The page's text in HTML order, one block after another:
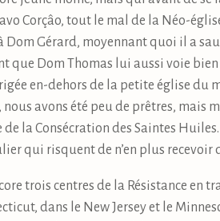
Corçâo, tout le mal de la Néo-
Dom Gérard, moyennant quoi il a
Dom Thomas lui aussi voie bien
en-dehors de la petite église du
avons été peu de prêtres, mais
la Consécration des Saintes
qui risquent de n’en plus recevoir
trois centres de la Résistance en
dans le New Jersey et le